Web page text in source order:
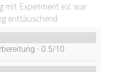
mit Experiment e.V. war
enttäuschend
- 0.5/10